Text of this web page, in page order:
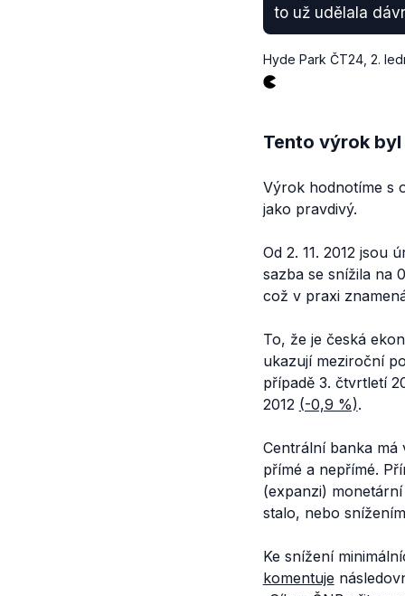
to už udělala
Hyde Park ČT24, 2.
Tento výrok
Výrok hodnotíme s
jako pravdivý.
Od 2. 11. 2012 jsou
sazba se snížila na
což v praxi
To, že je česká
ukazují meziroční
případě 3. čtvrtletí
2012 (-0,9 %).
Centrální banka
přímé a nepřímé.
(expanzi)
stalo, nebo
Ke snížení
komentuje